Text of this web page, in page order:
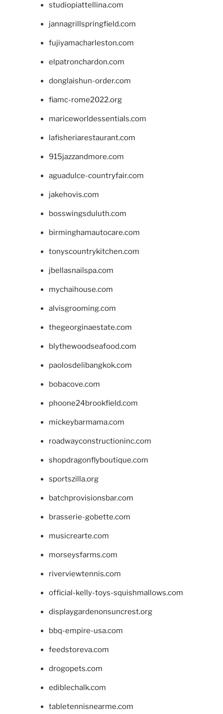
studiopiattellina.com
jannagrillspringfield.com
fujiyamacharleston.com
elpatronchardon.com
donglaishun-order.com
fiamc-rome2022.org
mariceworldessentials.com
lafisheriarestaurant.com
915jazzandmore.com
aguadulce-countryfair.com
jakehovis.com
bosswingsduluth.com
birminghamautocare.com
tonyscountrykitchen.com
jbellasnailspa.com
mychaihouse.com
alvisgrooming.com
thegeorginaestate.com
blythewoodseafood.com
paolosdelibangkok.com
bobacove.com
phoone24brookfield.com
mickeybarmama.com
roadwayconstructioninc.com
shopdragonflyboutique.com
sportszilla.org
batchprovisionsbar.com
brasserie-gobette.com
musicrearte.com
morseysfarms.com
riverviewtennis.com
official-kelly-toys-squishmallows.com
displaygardenonsuncrest.org
bbq-empire-usa.com
feedstoreva.com
drogopets.com
ediblechalk.com
tabletennisnearme.com